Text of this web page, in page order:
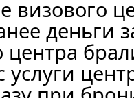
визового
деньги
центра
услуги